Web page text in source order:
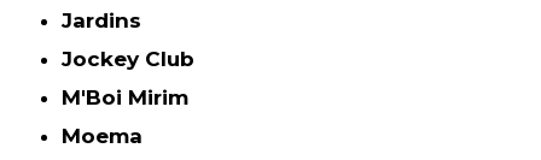
Jardins
Jockey Club
M'Boi Mirim
Moema